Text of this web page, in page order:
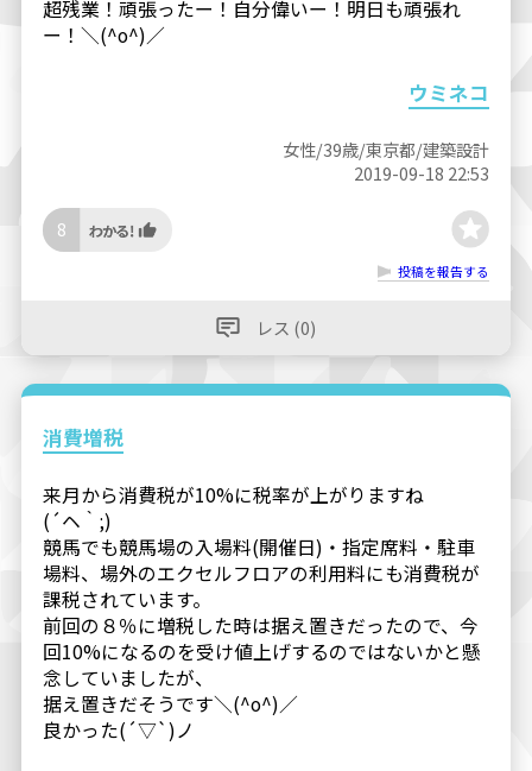
超残業！頑張ったー！自分偉いー！明日も頑張れ
ー！＼(^o^)／
ウミネコ
女性/39歳/東京都/建築設計
2019-09-18 22:53
8
投稿を報告する
レス (0)
消費増税
来月から消費税が10%に税率が上がりますね
(´ヘ｀;)
競馬でも競馬場の入場料(開催日)・指定席料・駐車
場料、場外のエクセルフロアの利用料にも消費税が
課税されています。
前回の８％に増税した時は据え置きだったので、今
回10%になるのを受け値上げするのではないかと懸
念していましたが、
据え置きだそうです＼(^o^)／
良かった(´▽`)ノ